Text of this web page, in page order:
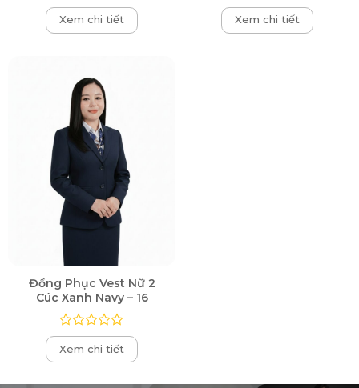
Được
xếp
hạng
Xem chi tiết
Được
xếp
hạng
Xem chi tiết
Đồng Phục Vest Nữ 2
Cúc Xanh Navy – 16
Được
xếp
hạng
Xem chi tiết